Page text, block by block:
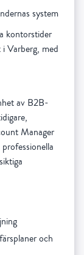
system
kontorstider
Varberg, med
av B2B-
Manager
och